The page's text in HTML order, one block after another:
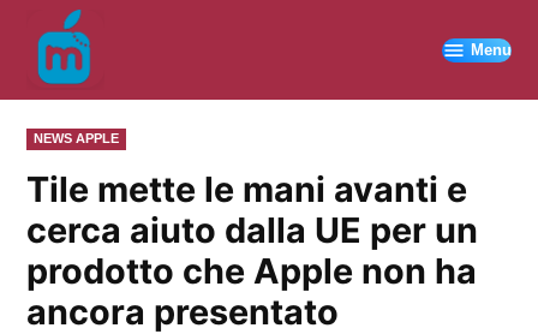
contenuto
Menu
PUBBLICATO
IN
NEWS APPLE
Tile mette le mani avanti e
cerca aiuto dalla UE per un
prodotto che Apple non ha
ancora presentato